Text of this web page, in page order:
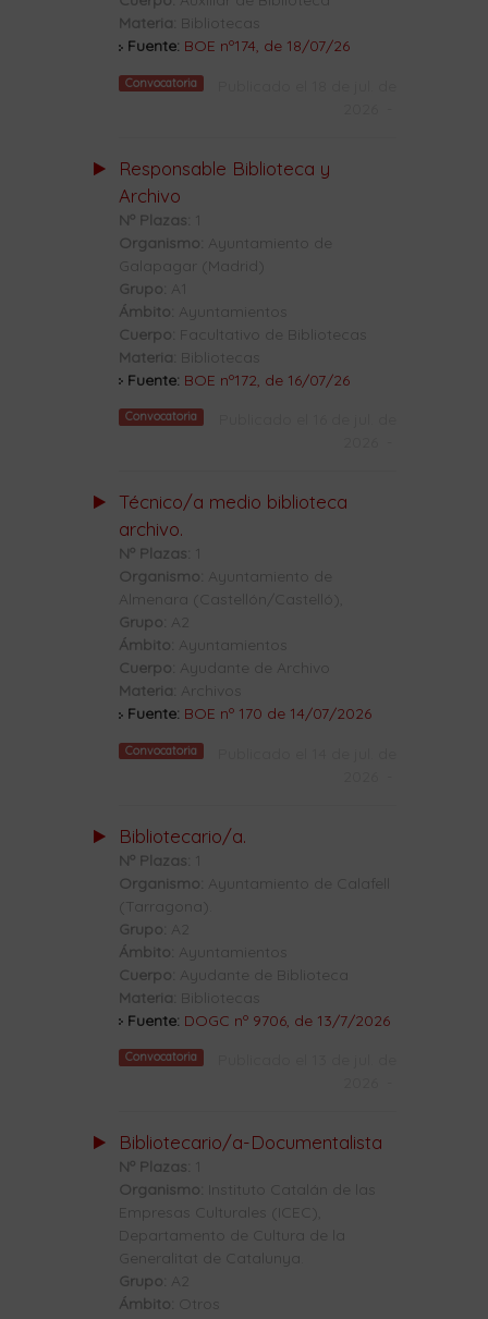
Materia: Bibliotecas
Fuente: BOE nº174, de 18/07/26
Convocatoria
Responsable Biblioteca y
Archivo
Nº Plazas:
1
Organismo: Ayuntamiento de
Galapagar (Madrid)
Grupo: A1
Ámbito: Ayuntamientos
Cuerpo: Facultativo de Bibliotecas
Materia: Bibliotecas
Fuente: BOE nº172, de 16/07/26
Convocatoria
Técnico/a medio biblioteca
archivo.
Nº Plazas:
1
Organismo: Ayuntamiento de
Almenara (Castellón/Castelló),
Grupo: A2
Ámbito: Ayuntamientos
Cuerpo: Ayudante de Archivo
Materia: Archivos
Fuente: BOE nº 170 de 14/07/2026
Convocatoria
Bibliotecario/a.
Nº Plazas:
1
Organismo: Ayuntamiento de Calafell
(Tarragona).
Grupo: A2
Ámbito: Ayuntamientos
Cuerpo: Ayudante de Biblioteca
Materia: Bibliotecas
Fuente: DOGC nº 9706, de 13/7/2026
Convocatoria
Bibliotecario/a-Documentalista
Nº Plazas:
1
Organismo:
Instituto Catalán de las
Empresas Culturales (ICEC),
Departamento de Cultura de la
Generalitat de Catalunya.
Grupo: A2
Ámbito:
Otros